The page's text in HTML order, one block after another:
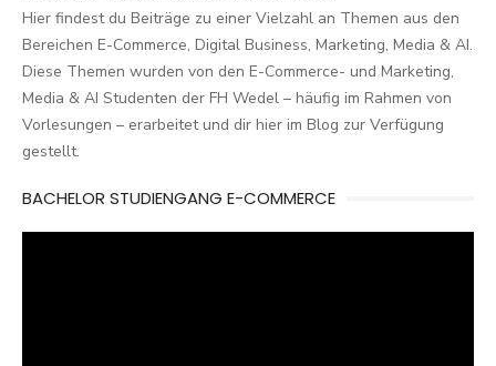
Hier findest du Beiträge zu einer Vielzahl an Themen aus den
Bereichen E-Commerce, Digital Business, Marketing, Media & AI.
Diese Themen wurden von den E-Commerce- und Marketing,
Media & AI Studenten der FH Wedel – häufig im Rahmen von
Vorlesungen – erarbeitet und dir hier im Blog zur Verfügung
gestellt.
BACHELOR STUDIENGANG E-COMMERCE